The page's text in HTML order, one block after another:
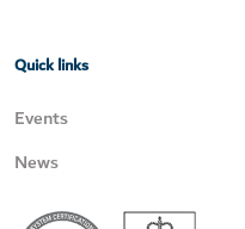
Quick links
Events
News